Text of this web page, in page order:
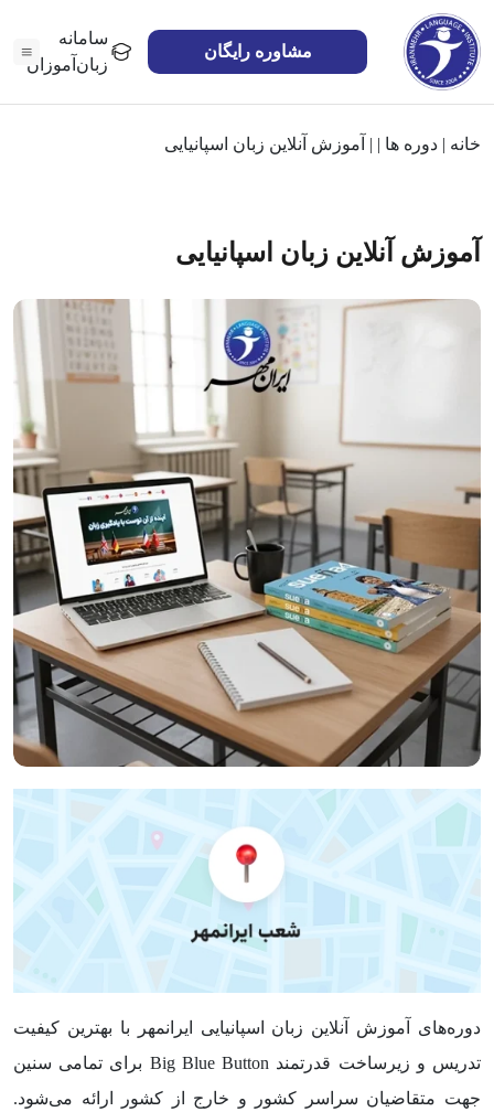
مشاوره رایگان
سامانه
زبان‌آموزان
خانه | دوره ها |
| آموزش آنلاین زبان اسپانیایی
آموزش آنلاین زبان اسپانیایی
دوره‌های آموزش آنلاین زبان اسپانیایی ایرانمهر با بهترین کیفیت
تدریس و زیرساخت قدرتمند Big Blue Button برای تمامی سنین
جهت متقاضیان سراسر کشور و خارج از کشور ارائه می‌شود.